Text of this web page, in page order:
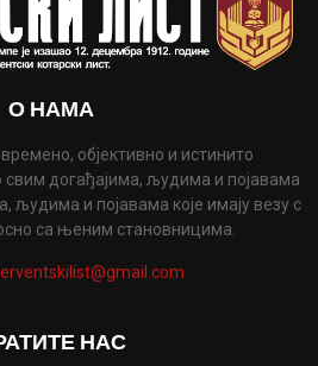
О НАМА
објективно и истинито
догађајима, људима и појавама
људима и појавама које имају везу с
са њеним становницима.
НАС